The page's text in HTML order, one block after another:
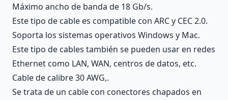
Máximo ancho de banda de 18 Gb/s.
Este tipo de cable es compatible con ARC y CEC 2.0.
Soporta los sistemas operativos Windows y Mac.
Este tipo de cables también se pueden usar en redes
Ethernet como LAN, WAN, centros de datos, etc.
Cable de calibre 30 AWG,.
Se trata de un cable con conectores chapados en